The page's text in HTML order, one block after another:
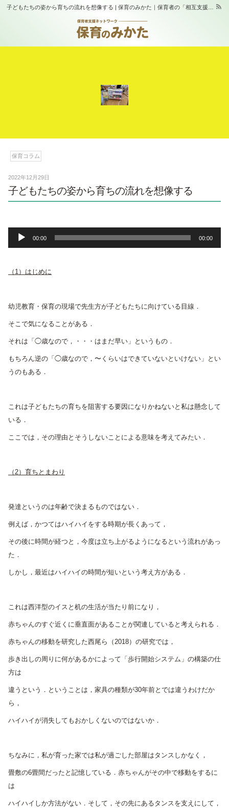
保育コラム
2022年12月29日
子どもたちの姿から育ちの流れを想像する
声
レ
00:00 00:00
（1）はじめに
幼児教育・保育の現場で先生方が子どもたちに向けている目線．
そこで気になることがある．
それは「◯歳なので，・・・はまだ早い」というもの．
もちろん逆の「◯歳なので，〜くらいはできていないといけない」とい
うのもある．
これは子どもたちの育ちを阻害する要因になりかねないと私は懸念して
いる．
ここでは，その理由とそうしないことによる意味を考えてみたい．
（2）育ちとまわり
発達というのは年齢で決まるものではない．
例えば，かつてはハイハイをする時期が長くあって，
その後に時間が経つと，今度は立ち上がるようになるという流れがあっ
た．
しかし，最近はハイハイの時間が短いという考え方がある．
これは西洋型のイスと机の生活が当たり前になり，
赤ちゃんのすぐ近くに垂直面があることが関連していると考えられる．
赤ちゃんの移動を研究した西尾ら（2018）の研究では，
歩き出しの周りに何があるかによって「歩行開始システム」の構築の仕
方は
違うという．ということは，家具の種類が30年前とでは違うわけだか
ら，
ハイハイが消失してもおかしくないのではないか．
ちなみに，私が育った家では私が過ごした部屋はタンスしかなく，
畳敷の6畳間だったと記憶している．赤ちゃんがその中で移動をするに
は
ハイハイしか方法がない．そして，その先にあるタンスを支えにして，